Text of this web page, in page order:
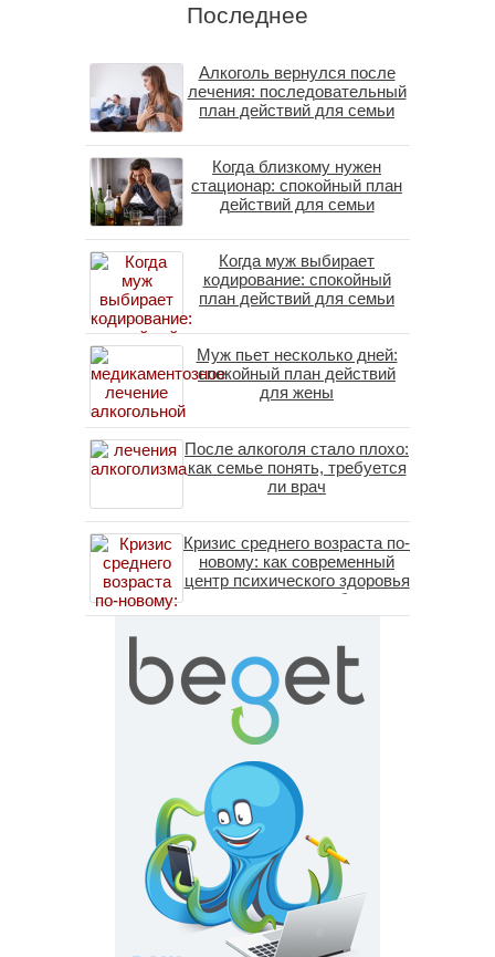
Последнее
Алкоголь вернулся после
лечения: последовательный
план действий для семьи
Когда близкому нужен
стационар: спокойный план
действий для семьи
Когда муж выбирает
кодирование: спокойный
план действий для семьи
Муж пьет несколько дней:
спокойный план действий
для жены
После алкоголя стало плохо:
как семье понять, требуется
ли врач
Кризис среднего возраста по-
новому: как современный
центр психического здоровья
помогает пересобрать
личность без таблеток